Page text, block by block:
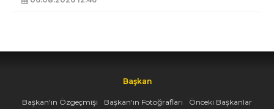
Başkan
Başkan'ın Özgeçmişi Başkan'ın Fotoğrafları
Önceki Başkanlar